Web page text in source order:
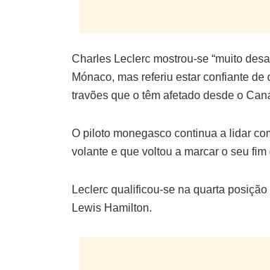
Charles Leclerc mostrou-se “muito
Mónaco, mas referiu estar confiante
travões que o têm afetado desde o
O piloto monegasco continua a lidar
volante e que voltou a marcar o seu
Leclerc qualificou-se na quarta
Lewis Hamilton.